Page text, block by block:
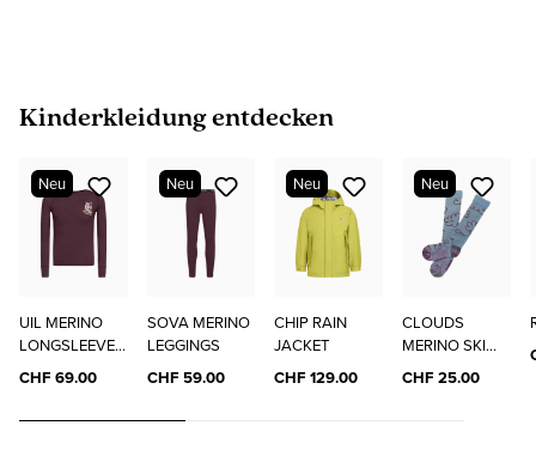
Produktgalerie überspringen
Kinderkleidung entdecken
Neu
UIL MERINO
LONGSLEEVE
"ELO"
CHF 69.00
Neu
SOVA MERINO
LEGGINGS
CHF 59.00
Neu
CHIP RAIN
JACKET
CHF 129.00
Neu
CLOUDS
MERINO SKI
SOCKS
CHF 25.00